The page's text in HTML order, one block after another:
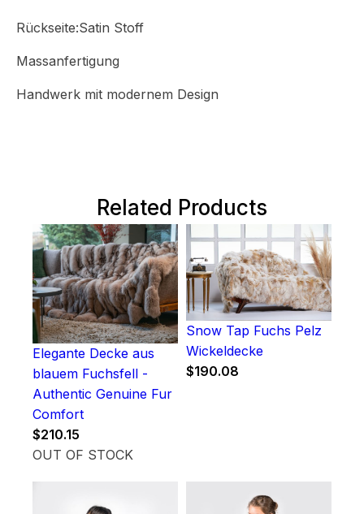
Rückseite:Satin Stoff
Massanfertigung
Handwerk mit modernem Design
Related Products
Elegante Decke aus
blauem Fuchsfell -
Authentic Genuine Fur
Comfort
$210.15
OUT OF STOCK
Snow Tap Fuchs Pelz
Wickeldecke
$190.08